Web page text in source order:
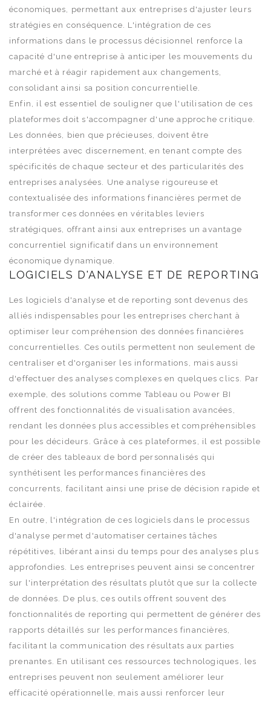
économiques, permettant aux entreprises d'ajuster leurs
stratégies en conséquence. L'intégration de ces
informations dans le processus décisionnel renforce la
capacité d'une entreprise à anticiper les mouvements du
marché et à réagir rapidement aux changements,
consolidant ainsi sa position concurrentielle.
Enfin, il est essentiel de souligner que l'utilisation de ces
plateformes doit s'accompagner d'une approche critique.
Les données, bien que précieuses, doivent être
interprétées avec discernement, en tenant compte des
spécificités de chaque secteur et des particularités des
entreprises analysées. Une analyse rigoureuse et
contextualisée des informations financières permet de
transformer ces données en véritables leviers
stratégiques, offrant ainsi aux entreprises un avantage
concurrentiel significatif dans un environnement
économique dynamique.
LOGICIELS D'ANALYSE ET DE REPORTING
Les logiciels d'analyse et de reporting sont devenus des
alliés indispensables pour les entreprises cherchant à
optimiser leur compréhension des données financières
concurrentielles. Ces outils permettent non seulement de
centraliser et d'organiser les informations, mais aussi
d'effectuer des analyses complexes en quelques clics. Par
exemple, des solutions comme Tableau ou Power BI
offrent des fonctionnalités de visualisation avancées,
rendant les données plus accessibles et compréhensibles
pour les décideurs. Grâce à ces plateformes, il est possible
de créer des tableaux de bord personnalisés qui
synthétisent les performances financières des
concurrents, facilitant ainsi une prise de décision rapide et
éclairée.
En outre, l'intégration de ces logiciels dans le processus
d'analyse permet d'automatiser certaines tâches
répétitives, libérant ainsi du temps pour des analyses plus
approfondies. Les entreprises peuvent ainsi se concentrer
sur l'interprétation des résultats plutôt que sur la collecte
de données. De plus, ces outils offrent souvent des
fonctionnalités de reporting qui permettent de générer des
rapports détaillés sur les performances financières,
facilitant la communication des résultats aux parties
prenantes. En utilisant ces ressources technologiques, les
entreprises peuvent non seulement améliorer leur
efficacité opérationnelle, mais aussi renforcer leur